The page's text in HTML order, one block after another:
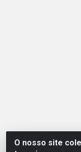
O nosso site
Linhavix